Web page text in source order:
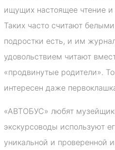
ищущих настоящее чтение
Таких часто считают
подростки есть, и им
удовольствием читают
«продвинутые родители».
интересен даже
«АВТОБУС» любят
экскурсоводы используют
уникальной и проверенной